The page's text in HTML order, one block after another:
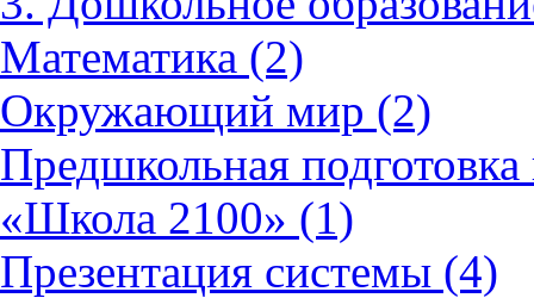
Математика (2)
Окружающий мир (2)
Предшкольная
«Школа 2100» (1)
Презентация системы (4)